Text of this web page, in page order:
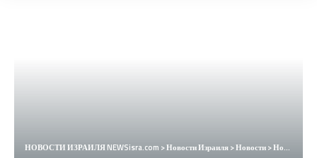
НОВОСТИ ИЗРАИЛЯ NEWSisra.com >Новости Израиля>Новости>Новый обстрел Харькова, Германия упрощает получение гражданства, последствия крушения поезда в Коми